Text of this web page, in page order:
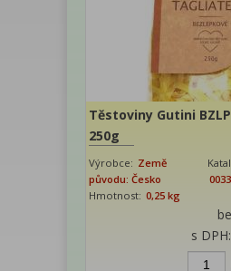
Těstoviny Gutini
250g
Výrobce: Země
původu: Česko
Hmotnost: 0,25 kg
s